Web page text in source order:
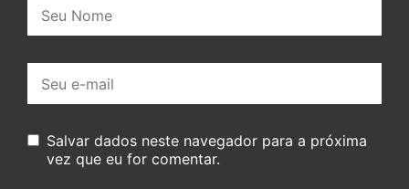
mail:
Salvar dados neste navegador para a próxima
vez que eu for comentar.